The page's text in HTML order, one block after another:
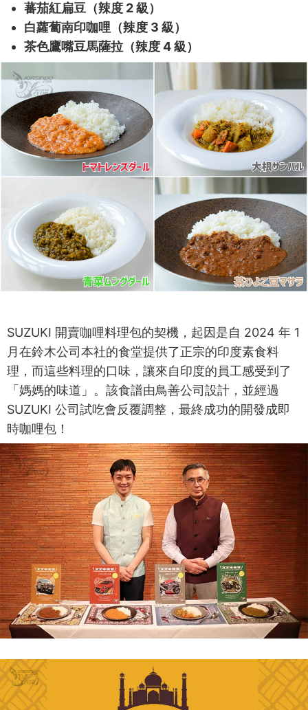
蕃茄紅扁豆（辣度 2 級）
白蘿蔔南印咖哩（辣度 3 級）
茶色鷹嘴豆馬薩拉（辣度 4 級）
SUZUKI 開賣咖哩料理包的契機，起因是自 2024 年 1
月在鈴木公司本社的食堂提供了正宗的印度素食料
理，而這些料理的口味，讓來自印度的員工感受到了
「媽媽的味道」。該食譜由鳥善公司設計，並經過
SUZUKI 公司試吃會反覆調整，最終成功的開發成即
時咖哩包！